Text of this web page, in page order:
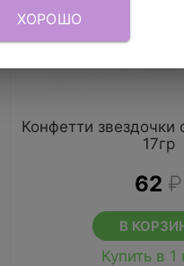
Конфетти звездочки
17гр
62 ₽
В
Купить в 1
ХОРОШО